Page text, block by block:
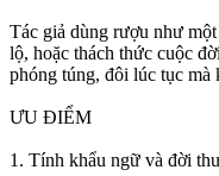
Tác giả dùng rượu như
lộ, hoặc thách thức cuộc
phóng túng, đôi lúc tục mà
ƯU ĐIỂM
1. Tính khẩu ngữ và đời